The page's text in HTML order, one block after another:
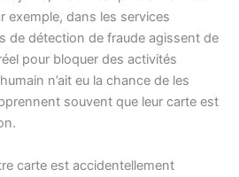
exemple, dans les services
de détection de fraude agissent de
pour bloquer des activités
n’ait eu la chance de les
souvent que leur carte est
carte est accidentellement